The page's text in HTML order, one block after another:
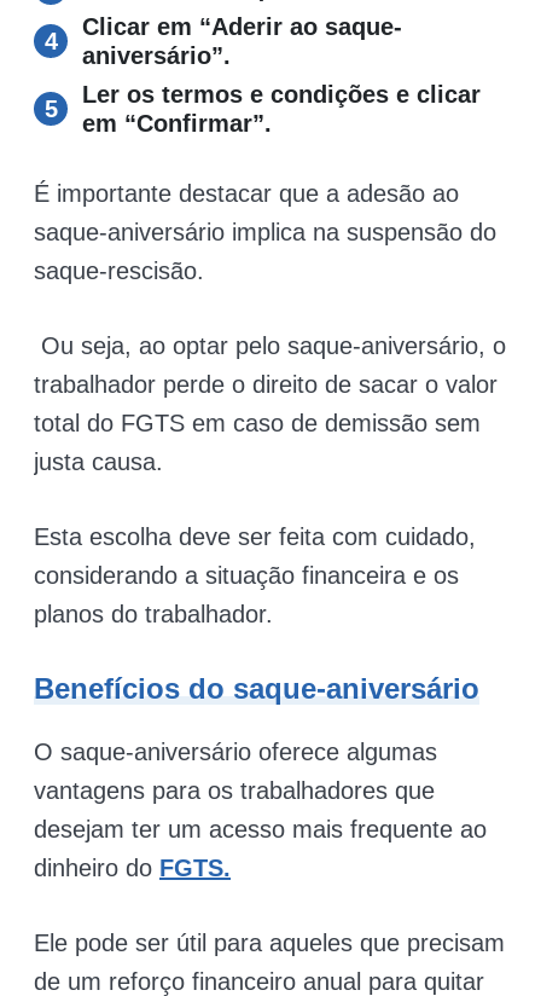
Clicar em “Aderir ao saque-
aniversário”.
Ler os termos e condições e clicar
em “Confirmar”.
É importante destacar que a adesão ao
saque-aniversário implica na suspensão do
saque-rescisão.
Ou seja, ao optar pelo saque-aniversário, o
trabalhador perde o direito de sacar o valor
total do FGTS em caso de demissão sem
justa causa.
Esta escolha deve ser feita com cuidado,
considerando a situação financeira e os
planos do trabalhador.
Benefícios do saque-aniversário
O saque-aniversário oferece algumas
vantagens para os trabalhadores que
desejam ter um acesso mais frequente ao
dinheiro do FGTS.
Ele pode ser útil para aqueles que precisam
de um reforço financeiro anual para quitar